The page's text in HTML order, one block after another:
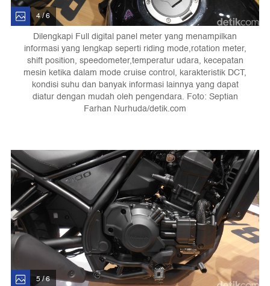
4 / 6
Dilengkapi Full digital panel meter yang menampilkan
informasi yang lengkap seperti riding mode,rotation meter,
shift position, speedometer,temperatur udara, kecepatan
mesin ketika dalam mode cruise control, karakteristik DCT,
kondisi suhu dan banyak informasi lainnya yang dapat
diatur dengan mudah oleh pengendara. Foto: Septian
Farhan Nurhuda/detik.com
5 / 6